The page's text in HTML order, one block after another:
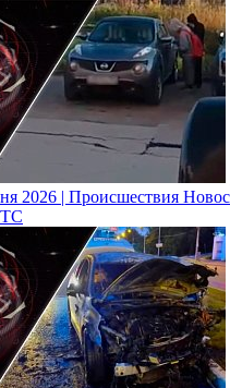
2026 | Происшествия